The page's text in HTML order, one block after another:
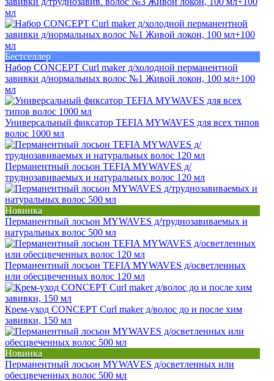
мл
Бестселлер
Набор CONCEPT Curl maker д/холодной перманентной
завивки д/нормальных волос №1 Живой локон, 100 мл+100
мл
Универсальный фиксатор TEFIA MYWAVES для всех типов
волос 1000 мл
Перманентный лосьон TEFIA MYWAVES д/
труднозавиваемых и натуральных волос 120 мл
Новинка
Перманентный лосьон MYWAVES д/труднозавиваемых и
натуральных волос 500 мл
Перманентный лосьон TEFIA MYWAVES д/осветленных
или обесцвеченных волос 120 мл
Крем-уход CONCEPT Curl maker д/волос до и после хим
завивки, 150 мл
Новинка
Перманентный лосьон MYWAVES д/осветленных или
обесцвеченных волос 500 мл